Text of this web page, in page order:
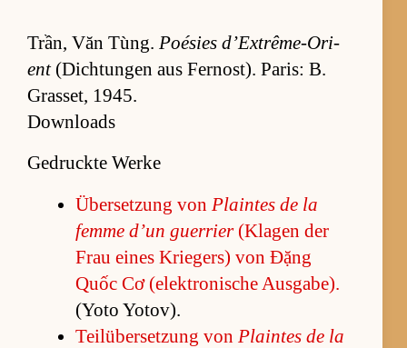
Trần, Văn Tùng. Poé­sies d’­Ex­trê­me-O­ri­
ent(Dich­tun­gen aus Fer­no­st). Pa­ris: B.
Gras­set, 1945.
Downloads
Gedruckte Werke
Über­set­zung von Plain­tes de la
femme d’un guer­rier(Kla­gen der
Frau ei­nes Krie­gers) von Đặng
Quốc Cơ (elek­tro­ni­sche Aus­ga­be).
(Yoto Yo­to­v).
Teil­über­set­zung von Plain­tes de la